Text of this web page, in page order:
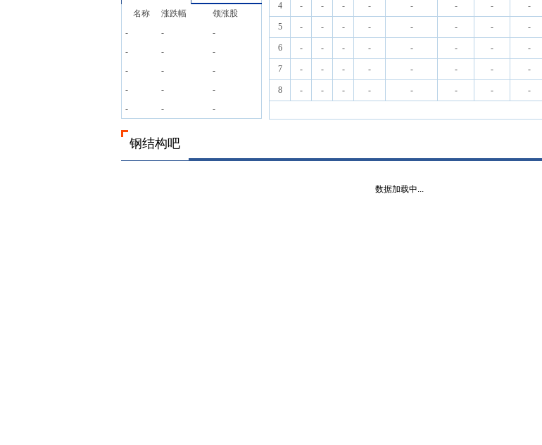
名称 涨跌幅
领涨股
-
-
-
-
-
-
-
-
-
-
-
-
-
- -
4 - - - - - - - -
5 - - - - - - - -
6 - - - - - - - -
7 - - - - - - - -
8 - - - - - - - -
钢结构吧